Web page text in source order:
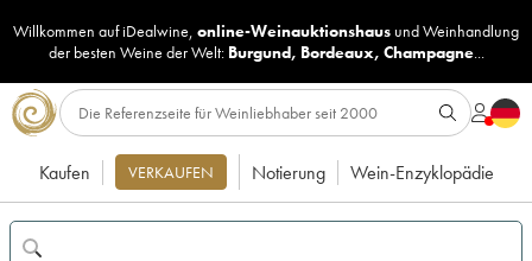
Willkommen auf iDealwine, online-Weinauktionshaus undWeinhandlung
der besten Weine der Welt: Burgund, Bordeaux, Champagne...
Kaufen VERKAUFEN Notierung Wein-Enzyklopädie